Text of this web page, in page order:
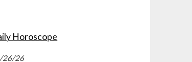
Horoscope
26/26